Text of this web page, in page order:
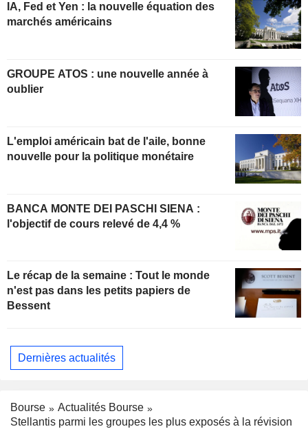
IA, Fed et Yen : la nouvelle équation des
marchés américains
GROUPE ATOS : une nouvelle année à
oublier
L'emploi américain bat de l'aile, bonne
nouvelle pour la politique monétaire
BANCA MONTE DEI PASCHI SIENA :
l'objectif de cours relevé de 4,4 %
Le récap de la semaine : Tout le monde
n'est pas dans les petits papiers de
Bessent
Dernières actualités
Bourse
Actualités Bourse
Stellantis parmi les groupes les plus exposés à la révision